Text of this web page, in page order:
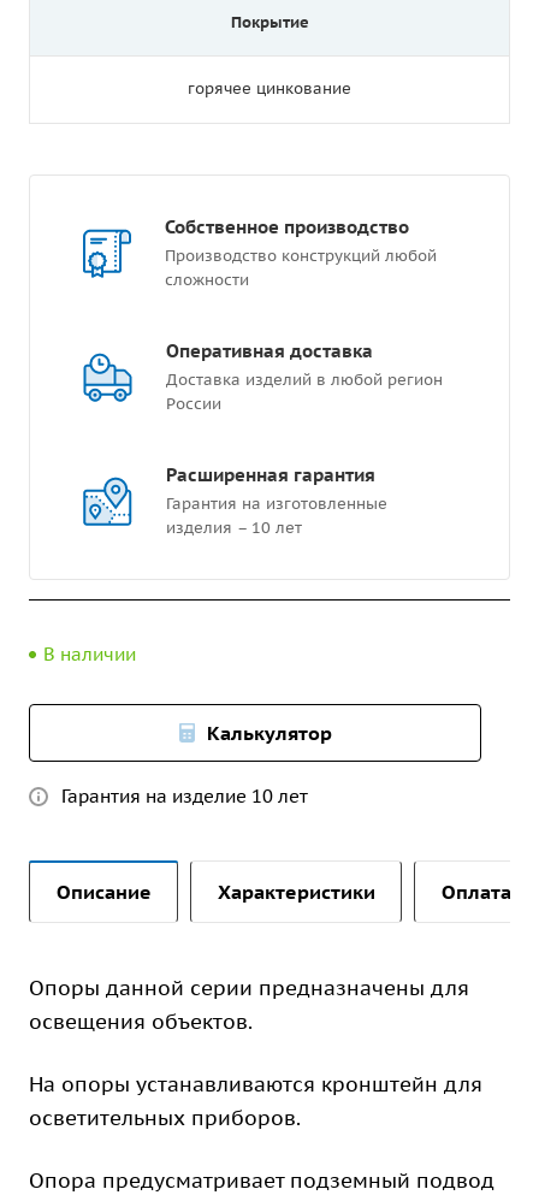
Покрытие
горячее цинкование
Собственное производство
Производство конструкций любой
сложности
Оперативная доставка
Доставка изделий в любой регион
России
Расширенная гарантия
Гарантия на изготовленные
изделия – 10 лет
В наличии
Калькулятор
Гарантия на изделие 10 лет
Описание Характеристики Оплата и
Опоры данной серии предназначены для
освещения объектов.
На опоры устанавливаются кронштейн для
осветительных приборов.
Опора предусматривает подземный подвод